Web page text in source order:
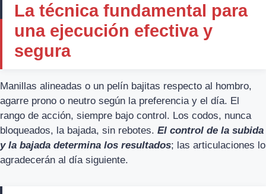
La técnica fundamental para
una ejecución efectiva y
segura
Manillas alineadas o un pelín bajitas respecto al hombro,
agarre prono o neutro según la preferencia y el día. El
rango de acción, siempre bajo control. Los codos, nunca
bloqueados, la bajada, sin rebotes. El control de la subida
y la bajada determina los resultados; las articulaciones lo
agradecerán al día siguiente.